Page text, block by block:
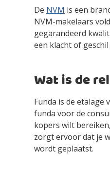
De NVM is een
NVM-makelaars
gegarandeerd
een klacht of
Wat is de
Funda is de etalage
funda voor de
kopers wilt
zorgt ervoor dat je
wordt geplaatst.